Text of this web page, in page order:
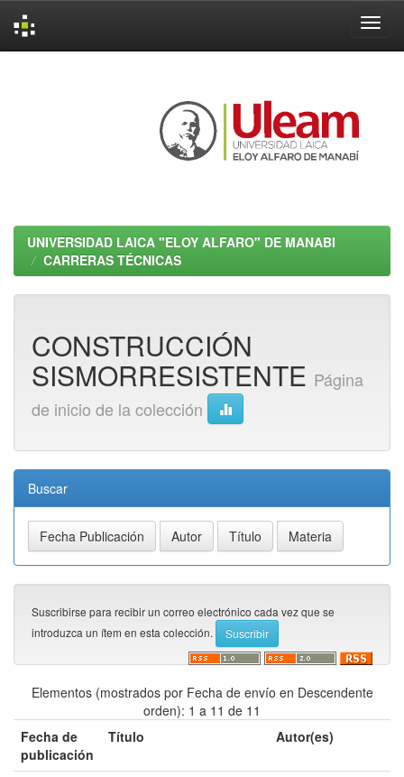
UNIVERSIDAD LAICA "ELOY ALFARO" DE MANABI
CARRERAS TÉCNICAS
CONSTRUCCIÓN
SISMORRESISTENTE Página
de inicio de la colección
Buscar
Suscribirse para recibir un correo electrónico cada vez que se
introduzca un ítem en esta colección.
Elementos (mostrados por Fecha de envío en Descendente
orden): 1 a 11 de 11
Fecha de
publicación
Título Autor(es)